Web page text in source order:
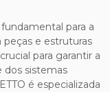
para a
e estruturas
para garantir a
dos sistemas
é especializada